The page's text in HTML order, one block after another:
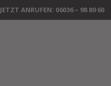
JETZT ANRUFEN: 06036 – 98 89 60